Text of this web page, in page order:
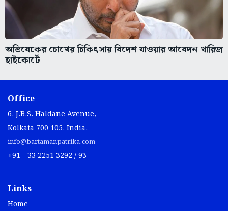
অভিষেকের চোখের চিকিৎসায় বিদেশ যাওয়ার আবেদন খারিজ
হাইকোর্টে
Office
6, J.B.S. Haldane Avenue,
Kolkata 700 105, India.
info@bartamanpatrika.com
+91 - 33 2251 3292 / 93
Links
Home